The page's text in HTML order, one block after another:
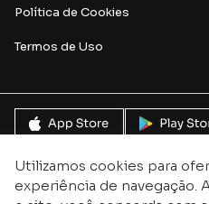
Utilizamos cookies para
experiência de navegação.
Política de Cookies
Termos de Uso